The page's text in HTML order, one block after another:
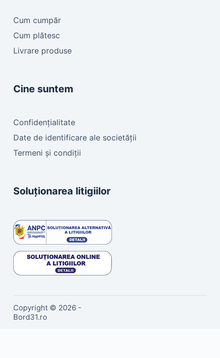
Cum cumpăr
Cum plătesc
Livrare produse
Cine suntem
Confidențialitate
Date de identificare ale societății
Termeni și condiții
Soluționarea litigiilor
Copyright © 2026 -
Bord31.ro